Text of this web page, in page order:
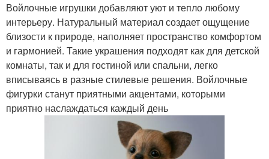
Войлочные игрушки добавляют уют и тепло любому
интерьеру. Натуральный материал создает ощущение
близости к природе, наполняет пространство комфортом
и гармонией. Такие украшения подходят как для детской
комнаты, так и для гостиной или спальни, легко
вписываясь в разные стилевые решения. Войлочные
фигурки станут приятными акцентами, которыми
приятно наслаждаться каждый день